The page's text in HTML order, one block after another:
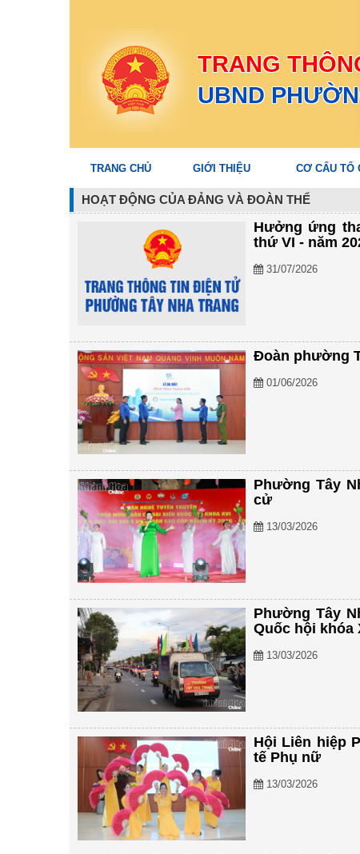
TRANG
UBND
TRANG CHỦ GIỚI THIỆU CƠ CẤU TỔ
HOẠT ĐỘNG CỦA ĐẢNG VÀ ĐOÀN THỂ
Hưởng ứng
thứ VI - năm
31/07/2026
Đoàn phường
01/06/2026
Phường Tây
cử
13/03/2026
Phường Tây
Quốc hội khóa
13/03/2026
Hội Liên hiệp
tế Phụ nữ
13/03/2026